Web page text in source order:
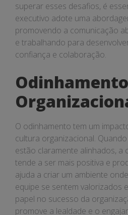
superar esses desafios, é
executivo adote uma
promovendo a comunicação
e trabalhando para
confiança e colaboração.
O odinhamento tem um
cultura organizacional.
estão claramente alinhados, a
tende a ser mais positiva e
ajuda a criar um ambiente
equipe se sentem valorizados
papel no sucesso da
promove a lealdade e o